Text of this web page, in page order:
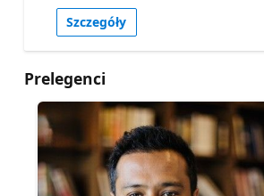
configuration," so it never gets
application code does. Where
live in a quote-to-cash stack:
integration procedures, CI/CD for
deployments. Why "business
don't think of themselves as a
and what that costs. How GitHub
Security's secret scanning, push
custom patterns close the gap,
that don't see themselves as
Szczegóły
Prelegenci